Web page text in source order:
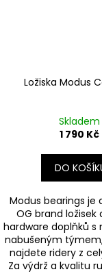
Ložiska Modus
Skladem
1 790 Kč
DO
Modus bearings je
OG brand ložisek
hardware doplňků s
nabušeným
najdete ridery z
Za výdrž a kvalitu